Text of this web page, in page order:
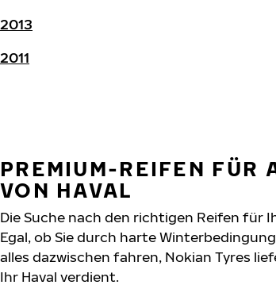
2013
2011
PREMIUM-REIFEN FÜR
VON HAVAL
Die Suche nach den richtigen Reifen für
Egal, ob Sie durch harte
alles dazwischen fahren, Nokian Tyres
Ihr Haval verdient.